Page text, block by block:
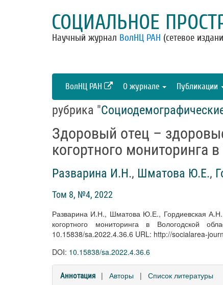
СОЦИАЛЬНОЕ
Научный журнал ВолНЦ РАН (сетевое
ВолНЦ РАН О журнале Публикации
рубрика "
Здоровый отец –
когортного мониторинга
Разварина И.Н., Шматова Ю.Е.,
Том 8, №4, 2022
Разварина И.Н., Шматова Ю.Е., Гордиевская А.Н.
когортного мониторинга в
10.15838/sa.2022.4.36.6 URL: http://socialarea-
DOI: 10.15838/sa.2022.4.36.6
Аннотация | Авторы | Список литературы